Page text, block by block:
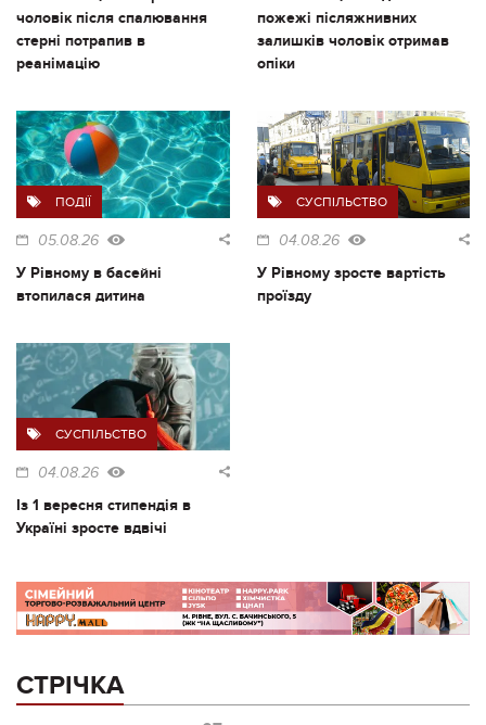
чоловік після спалювання
стерні потрапив в
реанімацію
пожежі післяжнивних
залишків чоловік отримав
опіки
ПОДІЇ
05.08.26
У Рівному в басейні
втопилася дитина
СУСПІЛЬСТВО
04.08.26
У Рівному зросте вартість
проїзду
СУСПІЛЬСТВО
04.08.26
Із 1 вересня стипендія в
Україні зросте вдвічі
СТРІЧКА